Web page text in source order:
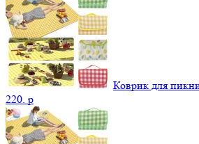
Коврик для
220. p